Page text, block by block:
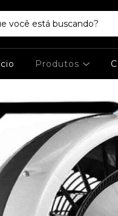
Produtos